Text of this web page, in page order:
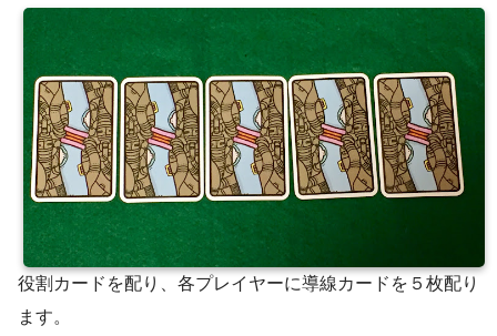
役割カードを配り、各プレイヤーに導線カードを５枚配り
ます。